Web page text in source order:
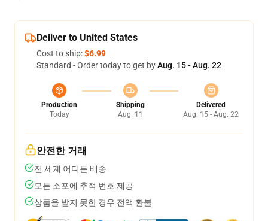
Deliver to United States
Cost to ship:$6.99
Standard - Order today to get byAug. 15 - Aug. 22
Production
Today
Shipping
Aug. 11
Delivered
Aug. 15 - Aug. 22
안전한 거래
전 세계 어디든 배송
모든 소포에 추적 번호 제공
상품을 받지 못한 경우 전액 환불